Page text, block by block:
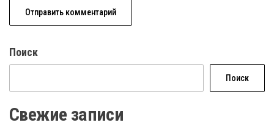
Поиск
Поиск
Свежие записи